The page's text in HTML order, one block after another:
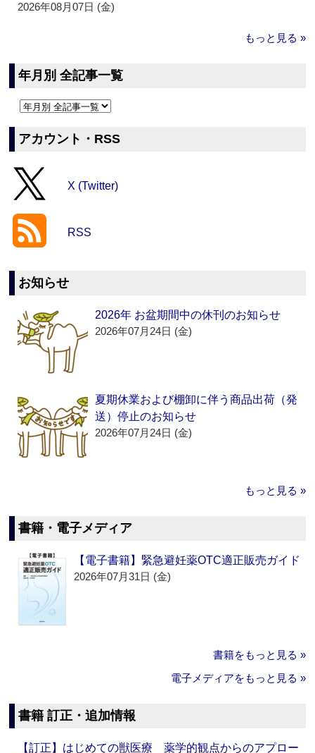
2026年08月07日 (金)
もっと見る »
年月別 全記事一覧
アカウント・RSS
X (Twitter)
RSS
お知らせ
2026年 お盆期間中の休刊のお知らせ
2026年07月24日 (金)
夏期休業および棚卸に伴う商品出荷（発
送）停止のお知らせ
2026年07月24日 (金)
もっと見る »
書籍・電子メディア
【電子書籍】緊急避妊薬OTC適正販売ガイド
2026年07月31日 (金)
書籍をもっと見る »
電子メディアをもっと見る »
書籍 訂正・追加情報
【訂正】はじめての獣医療 薬学的観点からのアプロー